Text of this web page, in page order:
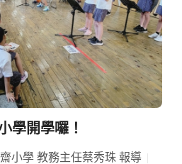
學開學囉！
小學 教務主任蔡秀珠 報導